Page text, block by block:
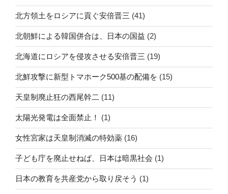
北方領土をロシアに貢ぐ安倍晋三 (41)
北朝鮮による韓国併合は、日本の国益 (2)
北海道にロシアを侵攻させる安倍晋三 (19)
北鮮攻撃に新型トマホーク500基の配備を (15)
天皇制廃止狂の西尾幹二 (11)
太陽光発電は全面禁止！ (1)
女性宮家は天皇制消滅の特効薬 (16)
子ども庁を廃止せねば、日本は暗黒社会 (1)
日本の教育を共産党から取り戻そう (1)